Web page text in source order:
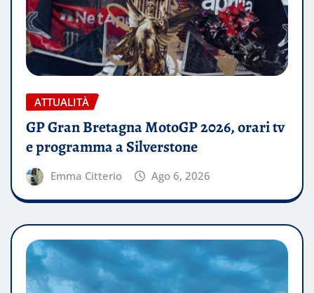
ATTUALITÀ
GP Gran Bretagna MotoGP 2026, orari tv
e programma a Silverstone
Emma Citterio Ago 6, 2026